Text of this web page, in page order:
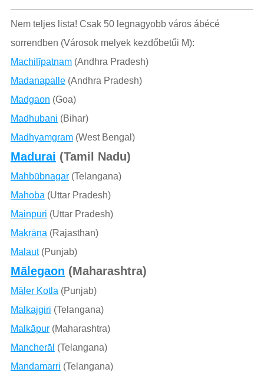
Nem teljes lista! Csak 50 legnagyobb város ábécé
sorrendben (Városok melyek kezdőbetűi M):
Machilīpatnam(Andhra Pradesh)
Madanapalle(Andhra Pradesh)
Madgaon (Goa)
Madhubani (Bihar)
Madhyamgram(West Bengal)
Madurai (Tamil Nadu)
Mahbūbnagar(Telangana)
Mahoba (Uttar Pradesh)
Mainpuri (Uttar Pradesh)
Makrāna (Rajasthan)
Malaut(Punjab)
Mālegaon (Maharashtra)
Māler Kotla (Punjab)
Malkajgiri (Telangana)
Malkāpur(Maharashtra)
Mancherāl (Telangana)
Mandamarri (Telangana)